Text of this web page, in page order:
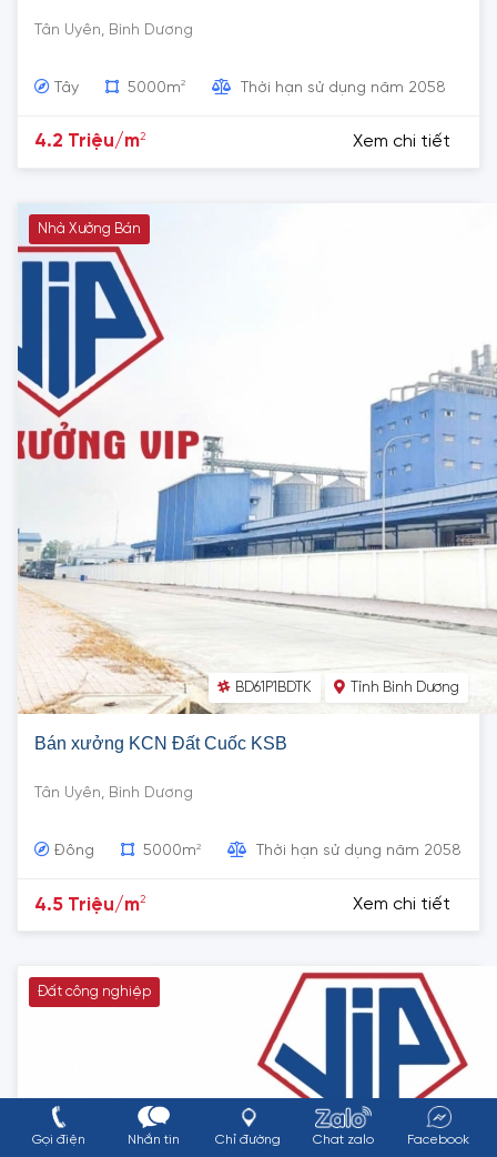
Tân Uyên, Bình Dương
Tây 5000m2 Thời hạn sử dụng năm 2058
4.2 Triệu/m2 Xem chi tiết
Nhà Xưởng Bán
BD61P1BDTK Tỉnh Bình Dương
Bán xưởng KCN Đất Cuốc KSB
Tân Uyên, Bình Dương
Đông 5000m2 Thời hạn sử dụng năm 2058
4.5 Triệu/m2 Xem chi tiết
Đất công nghiệp
Gọi điện Nhắn tin Chỉ đường Chat zalo Facebook